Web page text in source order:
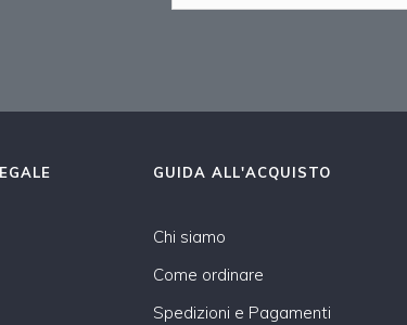
GUIDA ALL'ACQUISTO
Chi siamo
Come ordinare
Spedizioni e Pagamenti